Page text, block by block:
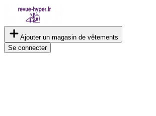
Ajouter un magasin de vêtements
Se connecter